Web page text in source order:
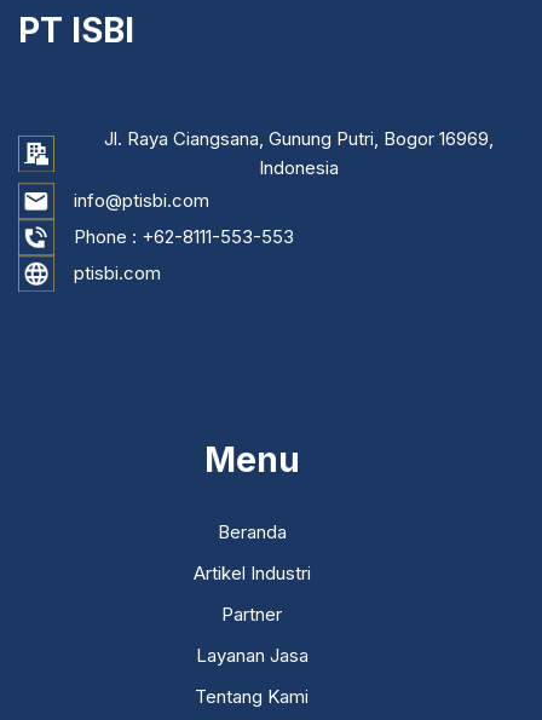
PT ISBI
Jl. Raya Ciangsana, Gunung Putri, Bogor 16969,
Indonesia
info@ptisbi.com
Phone : +62-8111-553-553
ptisbi.com
Menu
Beranda
Artikel Industri
Partner
Layanan Jasa
Tentang Kami